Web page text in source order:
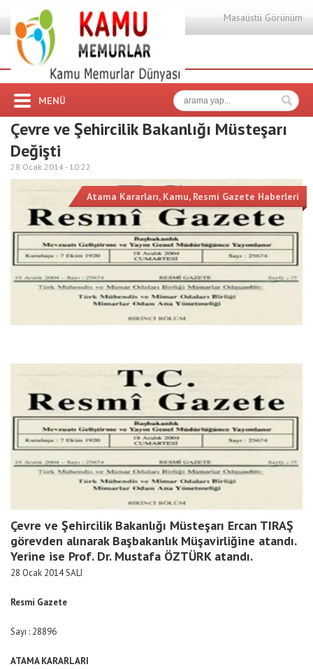
Masaüstü Görünüm
MENÜ
Çevre ve Şehircilik Bakanlığı Müsteşarı
Değişti
28 Ocak 2014 - 10:22
Atama Kararları, Kamu, Resmi Gazete Haberleri
Çevre ve Şehircilik Bakanlığı Müsteşarı Ercan TIRAŞ
görevden alınarak Başbakanlık Müşavirliğine atandı.
Yerine ise Prof. Dr. Mustafa ÖZTÜRK atandı.
28 Ocak 2014 SALI
Resmi Gazete
Sayı : 28896
ATAMA KARARLARI